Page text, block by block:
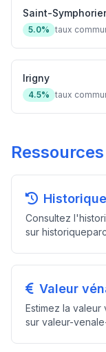
Saint-
5.0% taux
Irigny
4.5% taux
Consultez
sur
Valeur
Estimez la valeur
sur valeur-